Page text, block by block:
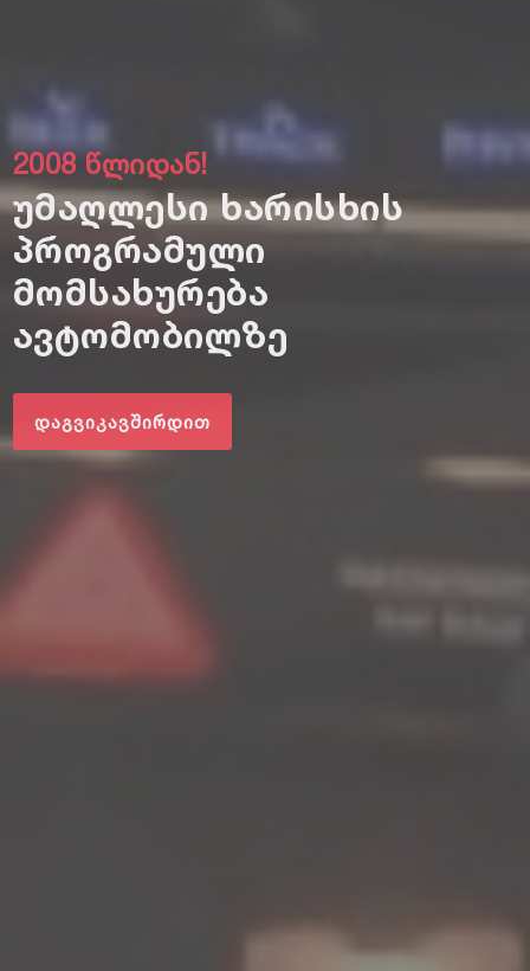
სწრაფად და ხარისხიანად
მანქანის გასაღების
დამზადება და
პროგრამირება